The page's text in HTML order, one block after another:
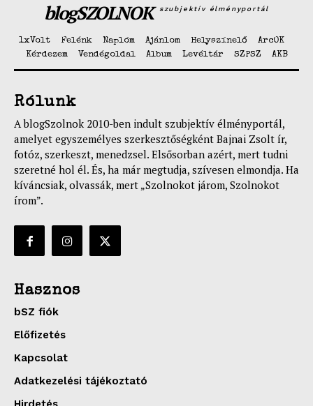
blogSZOLNOK szubjektív élményportál
1xVolt Felénk Naplóm Ajánlom Helyszínelő
ArcOK
Kérdezem
Vendégoldal Album Levéltár SZPSZ AKB
Rólunk
A blogSzolnok 2010-ben indult szubjektív élményportál,
amelyet egyszemélyes szerkesztőségként Bajnai Zsolt ír,
fotóz, szerkeszt, menedzsel. Elsősorban azért, mert tudni
szeretné hol él. És, ha már megtudja, szívesen elmondja. Ha
kíváncsiak, olvassák, mert „Szolnokot járom, Szolnokot
írom”.
Hasznos
bSZ fiók
Előfizetés
Kapcsolat
Adatkezelési tájékoztató